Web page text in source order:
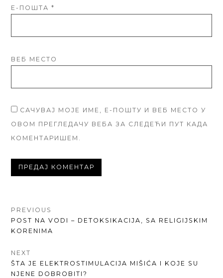
Е-ПОШТА*
ВЕБ МЕСТО
САЧУВАЈ МОЈЕ ИМЕ, Е-ПОШТУ И ВЕБ МЕСТО У
ОВОМ ПРЕГЛЕДАЧУ ВЕБА ЗА СЛЕДЕЋИ ПУТ КАДА
КОМЕНТАРИШЕМ.
КРЕТАЊЕ
ЧЛАНКА
PREVIOUS
PREVIOUS
POST:
POST NA VODI – DETOKSIKACIJA, SA RELIGIJSKIM
KORENIMA
NEXT
NEXT
POST:
ŠTA JE ELEKTROSTIMULACIJA MIŠIĆA I KOJE SU
NJENE DOBROBITI?